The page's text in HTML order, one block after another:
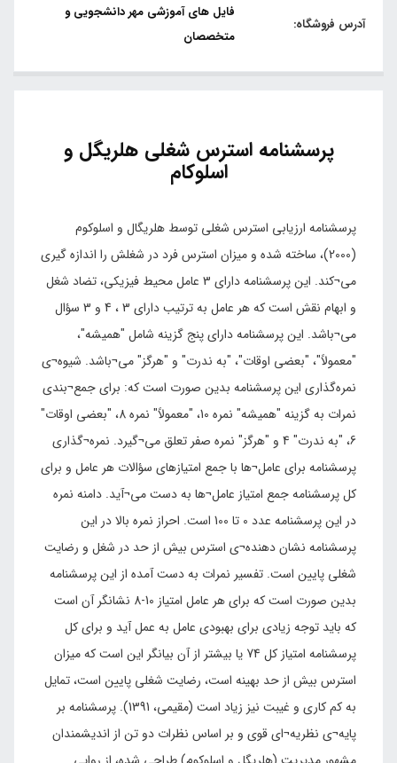
آدرس فروشگاه:
فایل های آموزشی مهر دانشجویی و
متخصصان
پرسشنامه استرس شغلی هلریگل و
اسلوکام
پرسشنامه ارزیابی استرس شغلی توسط هلریگال و اسلوکوم
(2000)، ساخته شده و میزان استرس فرد در شغلش را اندازه گیری
می¬کند. این پرسشنامه دارای 3 عامل محیط فیزیکی، تضاد شغل
و ابهام نقش است که هر عامل به ترتیب دارای 3 ، 4 و 3 سؤال
می¬باشد. این پرسشنامه دارای پنج گزینه‌ شامل "همیشه"،
"معمولاً"، "بعضی اوقات"، "به ندرت" و "هرگز" می¬باشد. شیوه¬ی
نمره‌گذاری این پرسشنامه بدین صورت است که: برای جمع¬بندی
نمرات به گزینه "همیشه" نمره 10، "معمولاً" نمره 8، "بعضی اوقات"
6، "به ندرت" 4 و "هرگز" نمره صفر تعلق می¬گیرد. نمره¬گذاری
پرسشنامه برای عامل¬ها با جمع امتیازهای سؤالات هر عامل و برای
کل پرسشنامه جمع امتیاز عامل¬ها به دست می¬آید. دامنه نمره
در این پرسشنامه عدد 0 تا 100 است. احراز نمره بالا در این
پرسشنامه نشان دهنده¬ی استرس بیش از حد در شغل و رضایت
شغلی پایین است. تفسیر نمرات به دست آمده از این پرسشنامه
بدین صورت است که برای هر عامل امتیاز 10-8 نشانگر آن است
که باید توجه زیادی برای بهبودی عامل به عمل آید و برای کل
پرسشنامه امتیاز کل 74 یا بیشتر از آن بیانگر این است که میزان
استرس بیش از حد بهینه است، رضایت شغلی پایین است، تمایل
به کم کاری و غیبت نیز زیاد است (مقیمی، 1391). پرسشنامه بر
پایه¬ی نظریه¬ای قوی و بر اساس نظرات دو تن از اندیشمندان